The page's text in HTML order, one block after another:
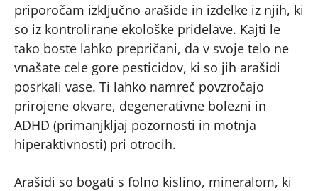
priporočam izključno arašide in izdelke iz njih, ki
so iz kontrolirane ekološke pridelave. Kajti le
tako boste lahko prepričani, da v svoje telo ne
vnašate cele gore pesticidov, ki so jih arašidi
posrkali vase. Ti lahko namreč povzročajo
prirojene okvare, degenerativne bolezni in
ADHD (primanjkljaj pozornosti in motnja
hiperaktivnosti) pri otrocih.
Arašidi so bogati s folno kislino, mineralom, ki